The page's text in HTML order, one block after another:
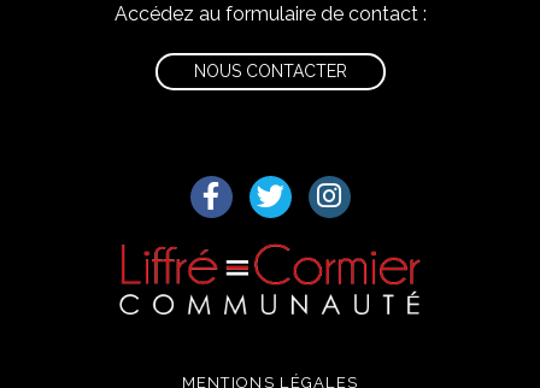
Accédez au formulaire de contact :
NOUS CONTACTER
Lien vers le compte Facebook
Lien vers le compte Twitter
Lien vers le compte
MENTIONS LÉGALES